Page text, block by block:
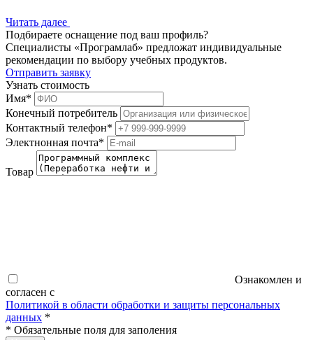
Читать далее
Подбираете оснащение под ваш профиль?
Специалисты «Програмлаб» предложат индивидуальные
рекомендации по выбору учебных продуктов.
Отправить заявку
Узнать стоимость
Имя*
Конечный потребитель
Контактный телефон*
Электнонная почта*
Товар
Ознакомлен и
согласен с
Политикой в области обработки и защиты персональных
данных *
* Обязательные поля для заполения